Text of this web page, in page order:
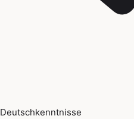
Deutschkenntnisse